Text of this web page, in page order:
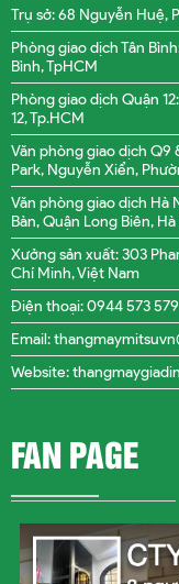
Trụ sở: 68 Nguyễn Huệ,
Phòng giao dịch Tân
Bình, TpHCM
Phòng giao dịch Quận
12, Tp.HCM
Văn phòng giao dịch Q9
Park, Nguyễn Xiển,
Văn phòng giao dịch Hà
Bàn, Quận Long Biên,
Xưởng sản xuất: 303
Chí Minh, Việt Nam
Điện thoại: 0944 573
Email:
Website:
FAN PAGE